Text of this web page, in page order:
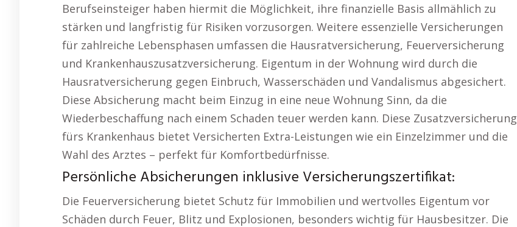
Berufseinsteiger haben hiermit die Möglichkeit, ihre finanzielle Basis allmählich zu
stärken und langfristig für Risiken vorzusorgen. Weitere essenzielle Versicherungen
für zahlreiche Lebensphasen umfassen die Hausratversicherung, Feuerversicherung
und Krankenhauszusatzversicherung. Eigentum in der Wohnung wird durch die
Hausratversicherung gegen Einbruch, Wasserschäden und Vandalismus abgesichert.
Diese Absicherung macht beim Einzug in eine neue Wohnung Sinn, da die
Wiederbeschaffung nach einem Schaden teuer werden kann. Diese Zusatzversicherung
fürs Krankenhaus bietet Versicherten Extra-Leistungen wie ein Einzelzimmer und die
Wahl des Arztes – perfekt für Komfortbedürfnisse.
Persönliche Absicherungen inklusive Versicherungszertifikat:
Die Feuerversicherung bietet Schutz für Immobilien und wertvolles Eigentum vor
Schäden durch Feuer, Blitz und Explosionen, besonders wichtig für Hausbesitzer. Die